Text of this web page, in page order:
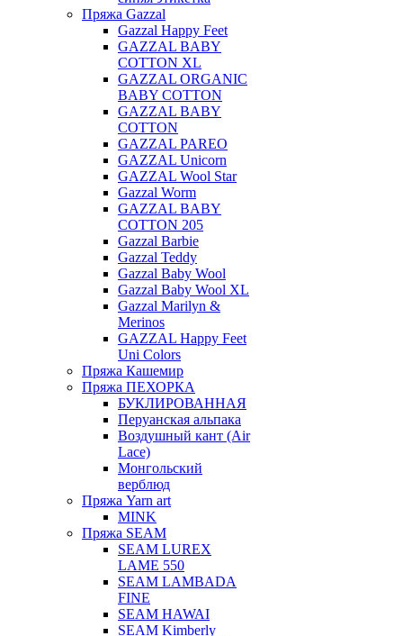
Пряжа Gazzal
Gazzal Happy Feet
GAZZAL BABY
COTTON XL
GAZZAL ORGANIC
BABY COTTON
GAZZAL BABY
COTTON
GAZZAL PAREO
GAZZAL Unicorn
GAZZAL Wool Star
Gazzal Worm
GAZZAL BABY
COTTON 205
Gazzal Barbie
Gazzal Teddy
Gazzal Baby Wool
Gazzal Baby Wool XL
Gazzal Marilyn &
Merinos
GAZZAL Happy Feet
Uni Colors
Пряжа Кашемир
Пряжа ПЕХОРКА
БУКЛИРОВАННАЯ
Перуанская альпака
Воздушный кант (Air
Lace)
Монгольский
верблюд
Пряжа Yarn art
MINK
Пряжа SEAM
SEAM LUREX
LAME 550
SEAM LAMBADA
FINE
SEAM HAWAI
SEAM Kimberly